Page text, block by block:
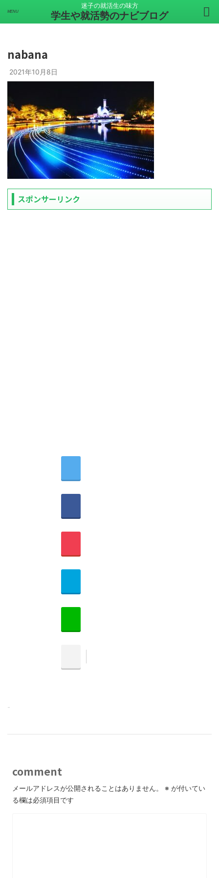
迷子の就活生の味方
学生や就活勢のナビブログ
nabana
2021年10月8日
スポンサーリンク
-
comment
メールアドレスが公開されることはありません。 ※ が付いてい
る欄は必須項目です